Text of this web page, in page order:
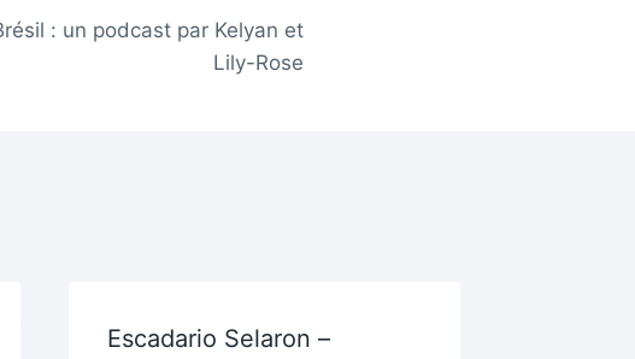
: un podcast par Kelyan et
Lily-Rose
Escadario Selaron –